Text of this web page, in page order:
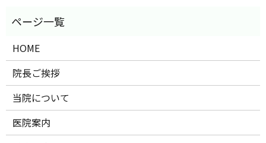
HOME
院長ご挨拶
当院について
医院案内